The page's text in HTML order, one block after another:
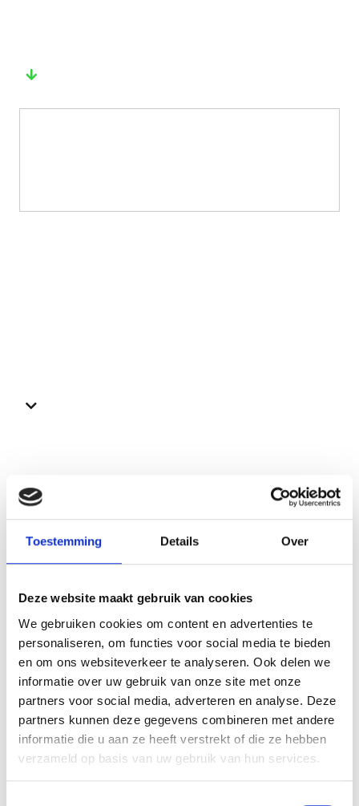
Toestemming Details Over
Deze website maakt gebruik van cookies
We gebruiken cookies om content en advertenties te
personaliseren, om functies voor social media te bieden
en om ons websiteverkeer te analyseren. Ook delen we
informatie over uw gebruik van onze site met onze
partners voor social media, adverteren en analyse. Deze
partners kunnen deze gegevens combineren met andere
informatie die u aan ze heeft verstrekt of die ze hebben
verzameld op basis van uw gebruik van hun services.